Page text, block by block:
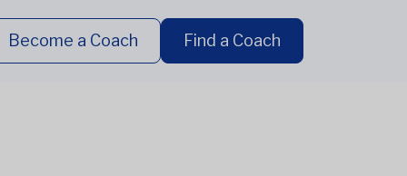
Become a Coach Find a Coach